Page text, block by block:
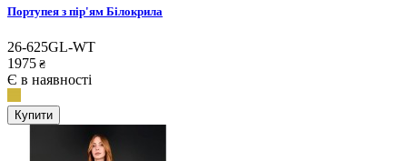
Портупея з пір'ям Білокрила
26-625GL-WT
1975 ₴
Є в наявності
Купити